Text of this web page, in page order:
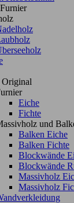
Eiche
Fichte
und
Balken Eiche
Balken Fichte
Blockwände
Blockwände
Massivholz
Massivholz